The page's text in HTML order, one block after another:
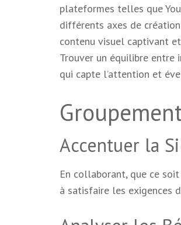
plateformes telles que
différents axes de
contenu visuel captivant
Trouver un équilibre entre
qui capte l’attention et
Accentuer la
En collaborant, que ce
à satisfaire les exigences